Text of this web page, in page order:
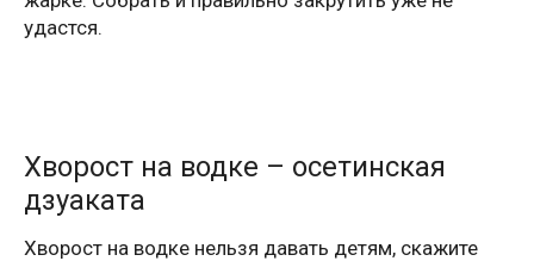
удастся.
Хворост на водке – осетинская
дзуаката
Хворост на водке нельзя давать детям, скажите